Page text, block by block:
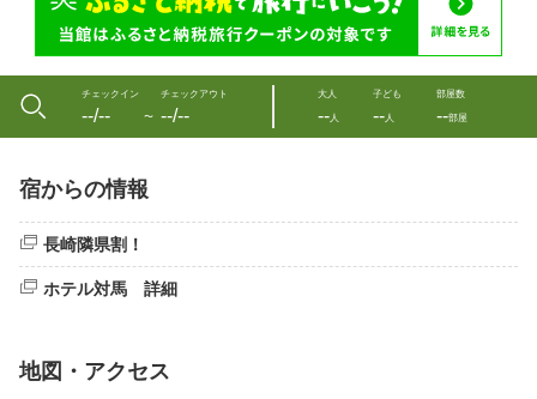
チェックイン
--/-- 〜
チェックアウト
--/--
大人
--人
子ども
--人
部屋数
--部屋
宿からの情報
長崎隣県割！
ホテル対馬 詳細
地図・アクセス